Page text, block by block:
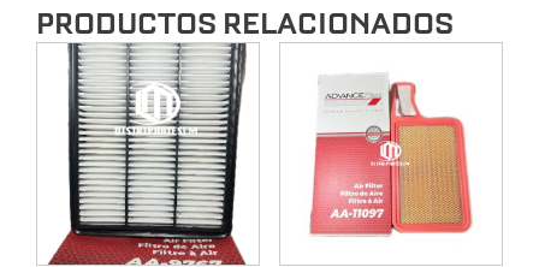
PRODUCTOS RELACIONADOS